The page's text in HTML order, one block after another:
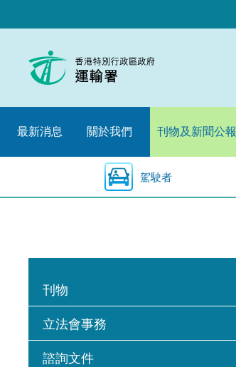
至
始
最新消息 關於我們 刊物及新聞公報
駕駛者
刊物
立法會事務
諮詢文件